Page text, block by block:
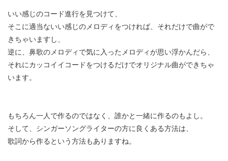
いい感じのコード進行を見つけて、
そこに適当ないい感じのメロディをつければ、それだけで曲がで
きちゃいますし、
逆に、鼻歌のメロディで気に入ったメロディが思い浮かんだら、
それにカッコイイコードをつけるだけでオリジナル曲ができちゃ
います。
もちろん一人で作るのではなく、誰かと一緒に作るのもよし。
そして、シンガーソングライターの方に良くある方法は、
歌詞から作るという方法もありますね。